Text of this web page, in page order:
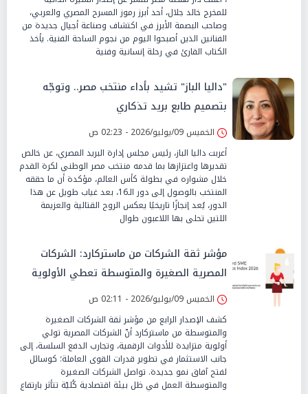
للمخرج خالد جلال، أحد أبرز رموز المسرح المصري والعربي،
وصاحب البصمة الأبرز في اكتشاف وصناعة أجيال جديدة من
الفنانين الذين أصبحوا اليوم من نجوم الساحة الفنية. يأخذ
الكتاب القارئ في رحلة إنسانية وفنية
"داليا الباز" تشيد بأداء منتخب مصر.. وتوجّه
بتصميم طابع بريد تذكاري
الخميس 09/يوليو/2026 - 02:23 ص
أعربت داليا الباز، رئيس مجلس إدارة البريد المصري، عن خالص
تقديرها واعتزازها بما قدمه منتخب مصر الوطني لكرة القدم
خلال مشواره في بطولة كأس العالم، مؤكدة أن ما حققه
المنتخب بالوصول إلى دور الـ16، بعد غياب طويل عن هذا
الدور، يُعد إنجازًا تاريخيًا يعكس الروح القتالية والعزيمة
اللتين تحلى بها اللاعبون طوال
مؤشر ثقة الشركات من ماستركارد: الشركات
المصرية الصغيرة والمتوسطة تعطي الأولوية
للمدفوعات الرقمية السلسة وتطوير القوى
العاملة
الخميس 09/يوليو/2026 - 02:11 ص
كشف الإصدار الرابع من مؤشر ثقة الشركات الصغيرة
والمتوسطة من ماستركارد أنّ الشركات المصرية تولي
أولوية متزايدة للأدوات الرقمية، وتجارب الدفع السلسة، إلى
جانب الاستثمار في تطوير قدرات القوى العاملة؛ كوسائل
لفتح آفاق نمو جديدة. تواصل الشركات الصغيرة
والمتوسطة العمل في ظل بيئة اقتصادية كُليّة تتأثر بارتفاع